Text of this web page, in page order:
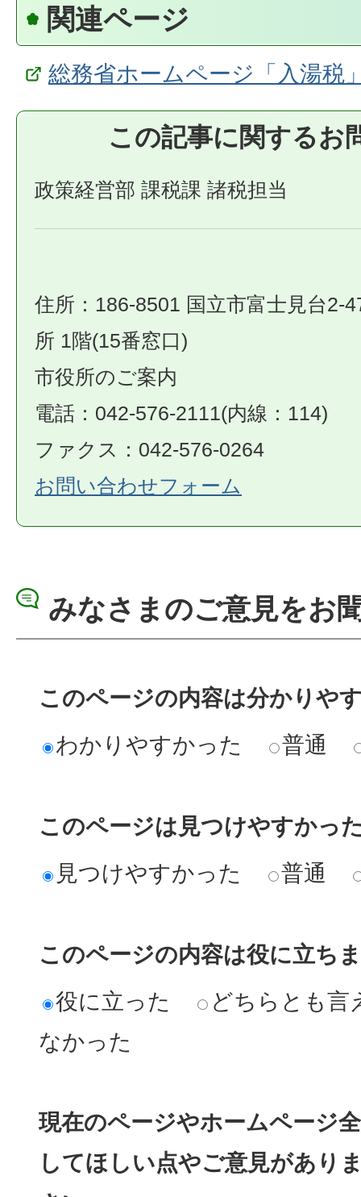
関連ページ
総務省ホームページ「入湯税
この記事に関するお
政策経営部 課税課 諸税担当
住所：186-8501 国立市富士見台2-
所 1階(15番窓口)
市役所のご案内
電話：042-576-2111(内線：114)
ファクス：042-576-0264
お問い合わせフォーム
みなさまのご意見をお
このページの内容は分かりや
わかりやすかった
普通
このページは見つけやすかっ
見つけやすかった
普通
このページの内容は役に立ち
役に立った
どちらとも言
なかった
現在のページやホームページ
してほしい点やご意見があり